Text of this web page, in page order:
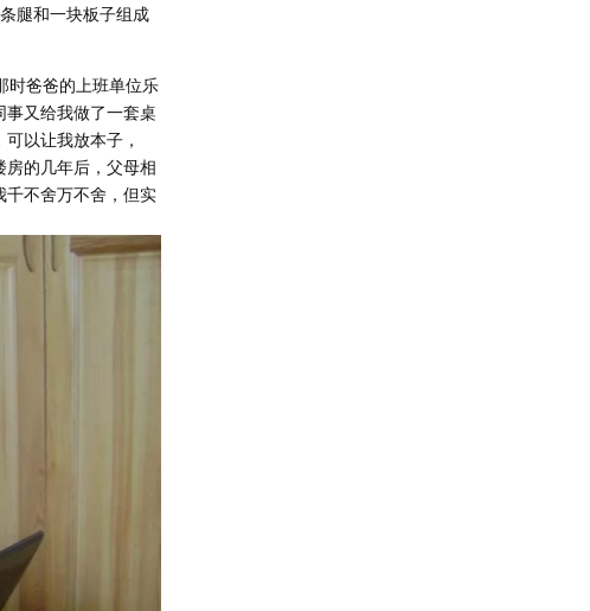
腿和一块板子组成
时爸爸的上班单位乐
又给我做了一套桌
以让我放本子，
的几年后，父母相
千不舍万不舍，但实